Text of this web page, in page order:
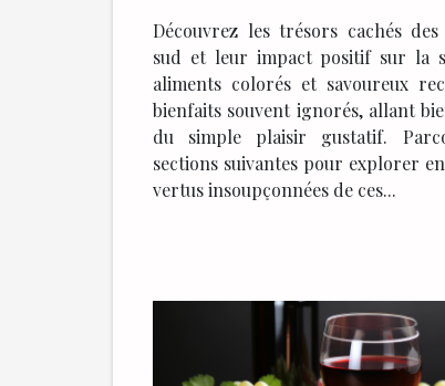
Découvrez les trésors cachés
sud et leur impact positif sur la
aliments colorés et savoureux
bienfaits souvent ignorés, allant
du simple plaisir gustatif.
sections suivantes pour explorer
vertus insoupçonnées de ces...